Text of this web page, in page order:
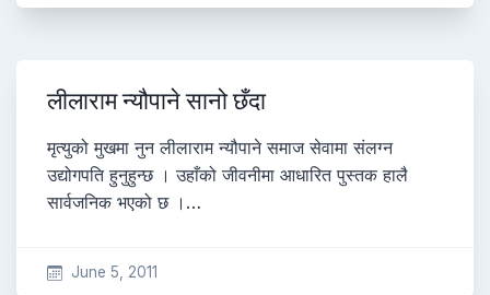
लीलाराम न्यौपाने सानो छँदा
मृत्युको मुखमा नुन लीलाराम न्यौपाने समाज सेवामा संलग्न
उद्योगपति हुनुहुन्छ । उहाँको जीवनीमा आधारित पुस्तक हालै
सार्वजनिक भएको छ ।…
June 5, 2011